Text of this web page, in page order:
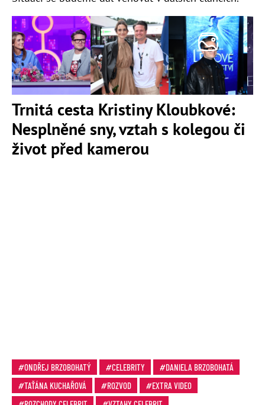
Trnitá cesta Kristiny Kloubkové:
Nesplněné sny, vztah s kolegou či
život před kamerou
ONDŘEJ BRZOBOHATÝ CELEBRITY
DANIELA BRZOBOHATÁ
TAŤÁNA KUCHAŘOVÁ
ROZVOD
EXTRA VIDEO